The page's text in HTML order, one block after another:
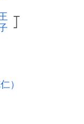
┬
┘
）